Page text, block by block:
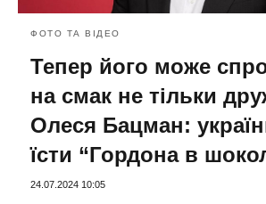
ФОТО ТА ВІДЕО
Тепер його може
на смак не тільки
Олеся Бацман:
їсти “Гордона в
24.07.2024 10:05